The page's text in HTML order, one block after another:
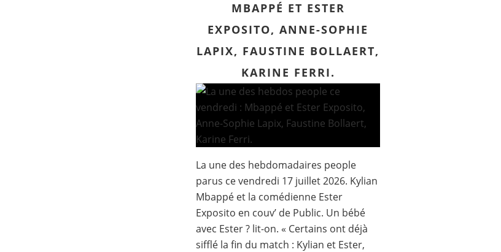
MBAPPÉ ET ESTER
EXPOSITO, ANNE-SOPHIE
LAPIX, FAUSTINE BOLLAERT,
KARINE FERRI.
La une des hebdomadaires people
parus ce vendredi 17 juillet 2026. Kylian
Mbappé et la comédienne Ester
Exposito en couv’ de Public. Un bébé
avec Ester ? lit-on. « Certains ont déjà
sifflé la fin du match : Kylian et Ester,